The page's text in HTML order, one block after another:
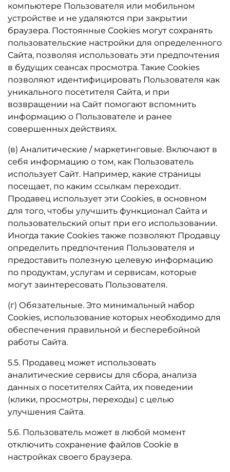
компьютере Пользователя или мобильном
устройстве и не удаляются при закрытии
браузера. Постоянные Сookies могут сохранять
пользовательские настройки для определенного
Сайта, позволяя использовать эти предпочтения
в будущих сеансах просмотра. Такие Cookies
позволяют идентифицировать Пользователя как
уникального посетителя Сайта, и при
возвращении на Сайт помогают вспомнить
информацию о Пользователе и ранее
совершенных действиях.
(в) Аналитические / маркетинговые. Включают в
себя информацию о том, как Пользователь
использует Сайт. Например, какие страницы
посещает, по каким ссылкам переходит.
Продавец использует эти Cookies, в основном
для того, чтобы улучшить функционал Сайта и
пользовательский опыт при его использовании.
Иногда такие Cookies также позволяют Продавцу
определить предпочтения Пользователя и
предоставить полезную целевую информацию
по продуктам, услугам и сервисам, которые
могут заинтересовать Пользователя.
(г) Обязательные. Это минимальный набор
Cookies, использование которых необходимо для
обеспечения правильной и бесперебойной
работы Сайта.
5.5. Продавец может использовать
аналитические сервисы для сбора, анализа
данных о посетителях Сайта, их поведении
(клики, просмотры, переходы) с целью
улучшения Сайта.
5.6. Пользователь может в любой момент
отключить сохранение файлов Cookie в
настройках своего браузера.